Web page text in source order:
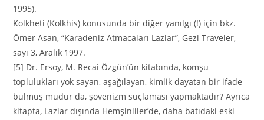
1995).
Kolkheti (Kolkhis) konusunda bir diğer yanılgı (!) için bkz.
Ömer Asan, “Karadeniz Atmacaları Lazlar”, Gezi Traveler,
sayı 3, Aralık 1997.
[5] Dr. Ersoy, M. Recai Özgün’ün kitabında, komşu
toplulukları yok sayan, aşağılayan, kimlik dayatan bir ifade
bulmuş mudur da, şovenizm suçlaması yapmaktadır? Ayrıca
kitapta, Lazlar dışında Hemşinliler’de, daha batıdaki eski